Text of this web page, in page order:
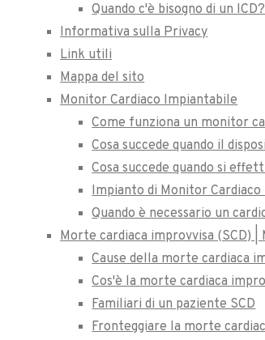
Quando c'è bisogno di un ICD?
Informativa sulla Privacy
Link utili
Mappa del sito
Monitor Cardiaco Impiantabile
Come funziona un monitor
Cosa succede quando il
Cosa succede quando si
Impianto di Monitor
Quando è necessario un
Morte cardiaca improvvisa (SCD) |
Cause della morte cardiaca
Cos'è la morte cardiaca
Familiari di un paziente SCD
Fronteggiare la morte